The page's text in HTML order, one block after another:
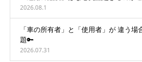
2026.08.1
「車の所有者」と「使用者」が 違う場
題🔑
2026.07.31